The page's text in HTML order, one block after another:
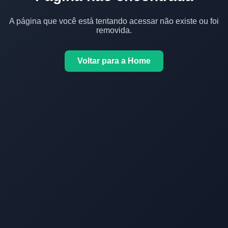
A página que você está tentando acessar não existe ou foi
removida.
Voltar para a Home